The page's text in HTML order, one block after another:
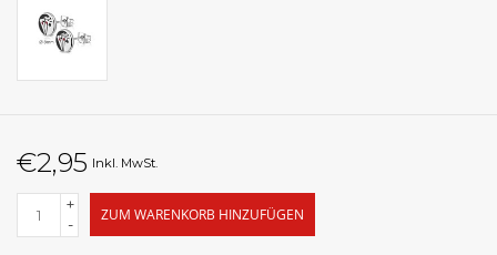
€2,95 Inkl. MwSt.
+
-
ZUM WARENKORB HINZUFÜGEN